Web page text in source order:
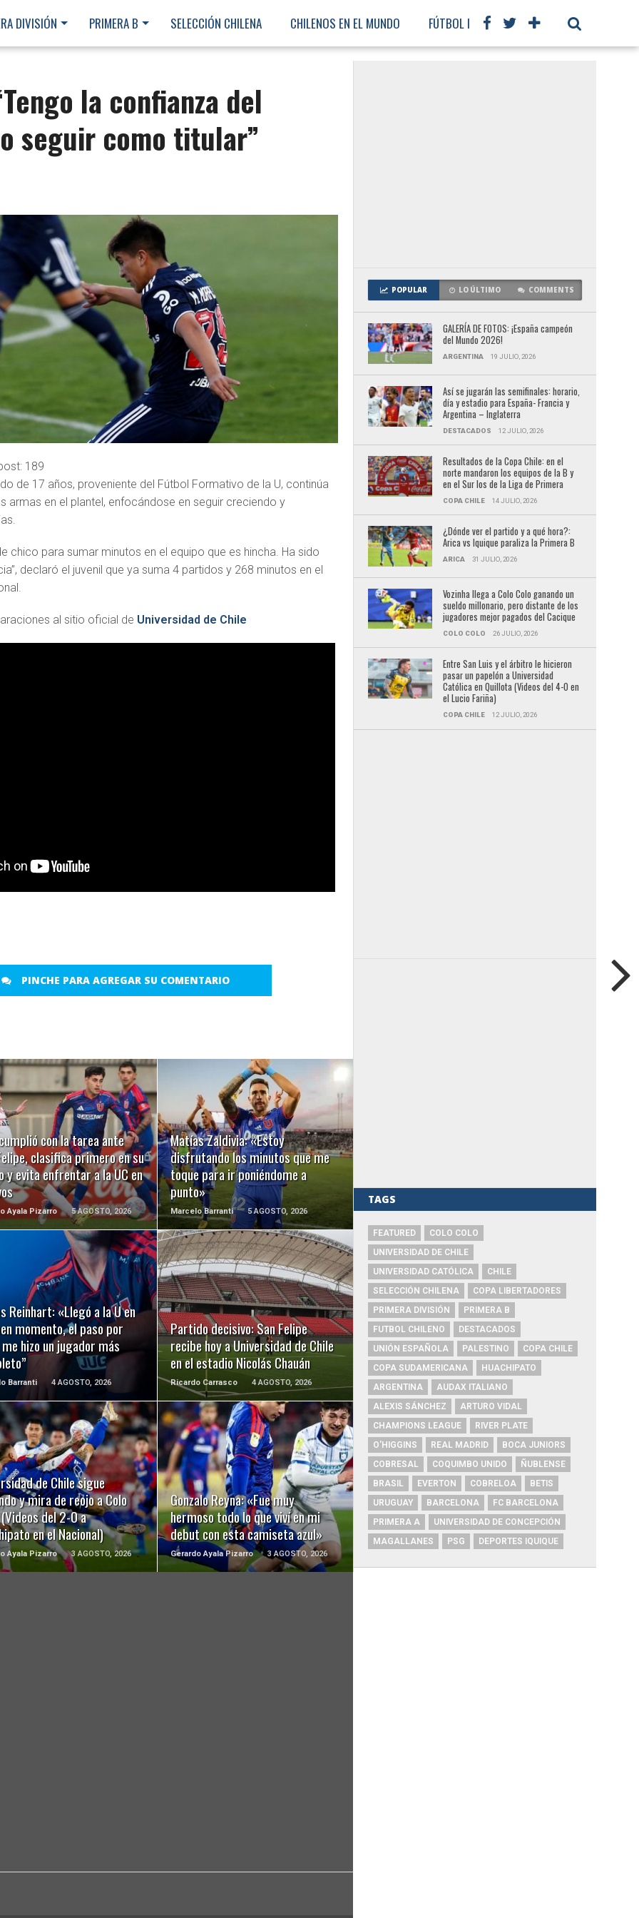
DIVISIÓN PRIMERA B SELECCIÓN CHILENA CHILENOS EN EL MUNDO FÚTBOL INTERNACIONAL
la confianza del
seguir como titular”
189
de 17 años, proveniente del Fútbol Formativo de la U, continúa
armas en el plantel, enfocándose en seguir creciendo y
chico para sumar minutos en el equipo que es hincha. Ha sido
declaró el juvenil que ya suma 4 partidos y 268 minutos en el
al sitio oficial de Universidad de Chile
PINCHE PARA AGREGAR SU COMENTARIO
con la tarea ante
clasifica primero en su
y evita enfrentar a la UC en
Ayala Pizarro 5 AGOSTO, 2026
LEER MÁS
Matías Zaldivia: «Estoy
disfrutando los minutos que me
toque para ir poniéndome a
punto»
Marcelo Barranti 5 AGOSTO, 2026
LEER MÁS
Reinhart: «Llegó a la U en
momento, el paso por
hizo un jugador más
Barranti 4 AGOSTO, 2026
LEER MÁS
Partido decisivo: San Felipe
recibe hoy a Universidad de Chile
en el estadio Nicolás Chauán
Ricardo Carrasco 4 AGOSTO, 2026
LEER MÁS
de Chile sigue
y mira de reojo a Colo
del 2-0 a
en el Nacional)
Ayala Pizarro 3 AGOSTO, 2026
LEER MÁS
Gonzalo Reyna: «Fue muy
hermoso todo lo que viví en mi
debut con esta camiseta azul»
Gerardo Ayala Pizarro 3 AGOSTO, 2026
LEER MÁS
POPULAR LO ÚLTIMO COMMENTS
GALERÍA DE FOTOS: ¡España campeón
del Mundo 2026!
ARGENTINA 19 JULIO, 2026
Así se jugarán las semifinales: horario,
día y estadio para España- Francia y
Argentina – Inglaterra
DESTACADOS 12 JULIO, 2026
Resultados de la Copa Chile: en el
norte mandaron los equipos de la B y
en el Sur los de la Liga de Primera
COPA CHILE 14 JULIO, 2026
¿Dónde ver el partido y a qué hora?:
Arica vs Iquique paraliza la Primera B
ARICA 31 JULIO, 2026
Vozinha llega a Colo Colo ganando un
sueldo millonario, pero distante de los
jugadores mejor pagados del Cacique
COLO COLO 26 JULIO, 2026
Entre San Luis y el árbitro le hicieron
pasar un papelón a Universidad
Católica en Quillota (Videos del 4-0 en
el Lucio Fariña)
COPA CHILE 12 JULIO, 2026
TAGS
FEATURED
COLO COLO
UNIVERSIDAD DE CHILE
UNIVERSIDAD CATÓLICA
CHILE
SELECCIÓN CHILENA
COPA LIBERTADORES
PRIMERA DIVISIÓN
PRIMERA B
FUTBOL CHILENO
DESTACADOS
UNIÓN ESPAÑOLA
PALESTINO
COPA CHILE
COPA SUDAMERICANA
HUACHIPATO
ARGENTINA
AUDAX ITALIANO
ALEXIS SÁNCHEZ
ARTURO VIDAL
CHAMPIONS LEAGUE
RIVER PLATE
O'HIGGINS
REAL MADRID
BOCA JUNIORS
COBRESAL
COQUIMBO UNIDO
ÑUBLENSE
BRASIL
EVERTON COBRELOA
BETIS
URUGUAY
BARCELONA
FC BARCELONA
PRIMERA A
UNIVERSIDAD DE CONCEPCIÓN
MAGALLANES
PSG DEPORTES IQUIQUE